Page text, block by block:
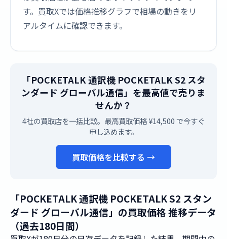
す。買取Xでは価格推移グラフで相場の動きをリ
アルタイムに確認できます。
「POCKETALK 通訳機 POCKETALK S2 スタ
ンダード グローバル通信」を最高値で売りま
せんか？
4社の買取店を一括比較。最高買取価格 ¥14,500 で今すぐ
申し込めます。
買取価格を比較する →
「POCKETALK 通訳機 POCKETALK S2 スタン
ダード グローバル通信」の買取価格 推移データ
（過去180日間）